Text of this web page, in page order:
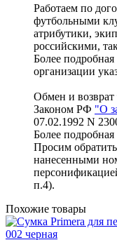
Работаем по
футбольными
атрибутики,
российскими,
Более
организации
Обмен и возврат
Законом РФ "О
07.02.1992 N
Более
Просим
нанесенными
п.4).
Похожие товары